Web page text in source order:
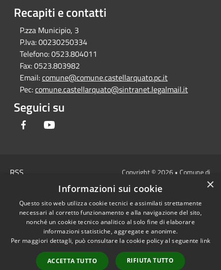
Recapiti e contatti
P.zza Municipio, 3
P.Iva:00230250334
Telefono:0523.804011
Fax:0523.803982
Email:comune@comune.castellarquato.pc.it
Pec:comune.castellarquato@sintranet.legalmail.it
Seguici su
Facebook
RSS
Cookie
Mappa del sito
DICHIARAZIONE DI
ACCESSIBILITA'
Privacy: allegati
Copyright © 2026 • Comune di
Castell'Arquato • Powered by
redazione
×
Informazioni sui cookie
Questo sito web utilizza cookie tecnici e assimilati strettamente
necessari al corretto funzionamento e alla navigazione del sito,
nonché un cookie tecnico analitico al solo fine di elaborare
informazioni statistiche, aggregate e anonime.
Per maggiori dettagli, può consultare la cookie policy al seguente link
ACCETTA TUTTO RIFIUTA TUTTO